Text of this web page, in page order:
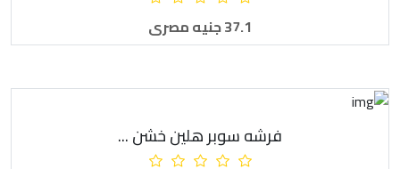
37.1 جنيه مصرى
أضف للطلبية
فرشه سوبر هلين خشن ...